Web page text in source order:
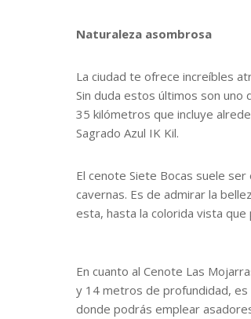
Naturaleza asombrosa
La ciudad te ofrece increíbles
Sin duda estos últimos son
35 kilómetros que incluye
Sagrado Azul IK Kil.
El cenote Siete Bocas suele
cavernas. Es de admirar la
esta, hasta la colorida vista
En cuanto al Cenote Las
y 14 metros de profundidad, es
donde podrás emplear